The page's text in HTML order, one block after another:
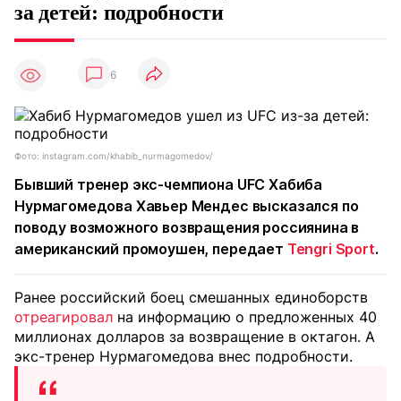
за детей: подробности
6
Фото: instagram.com/khabib_nurmagomedov/
Бывший тренер экс-чемпиона UFC Хабиба
Нурмагомедова Хавьер Мендес высказался по
поводу возможного возвращения россиянина в
американский промоушен, передает Tengri Sport.
Ранее российский боец смешанных единоборств
отреагировал на информацию о предложенных 40
миллионах долларов за возвращение в октагон. А
экс-тренер Нурмагомедова внес подробности.